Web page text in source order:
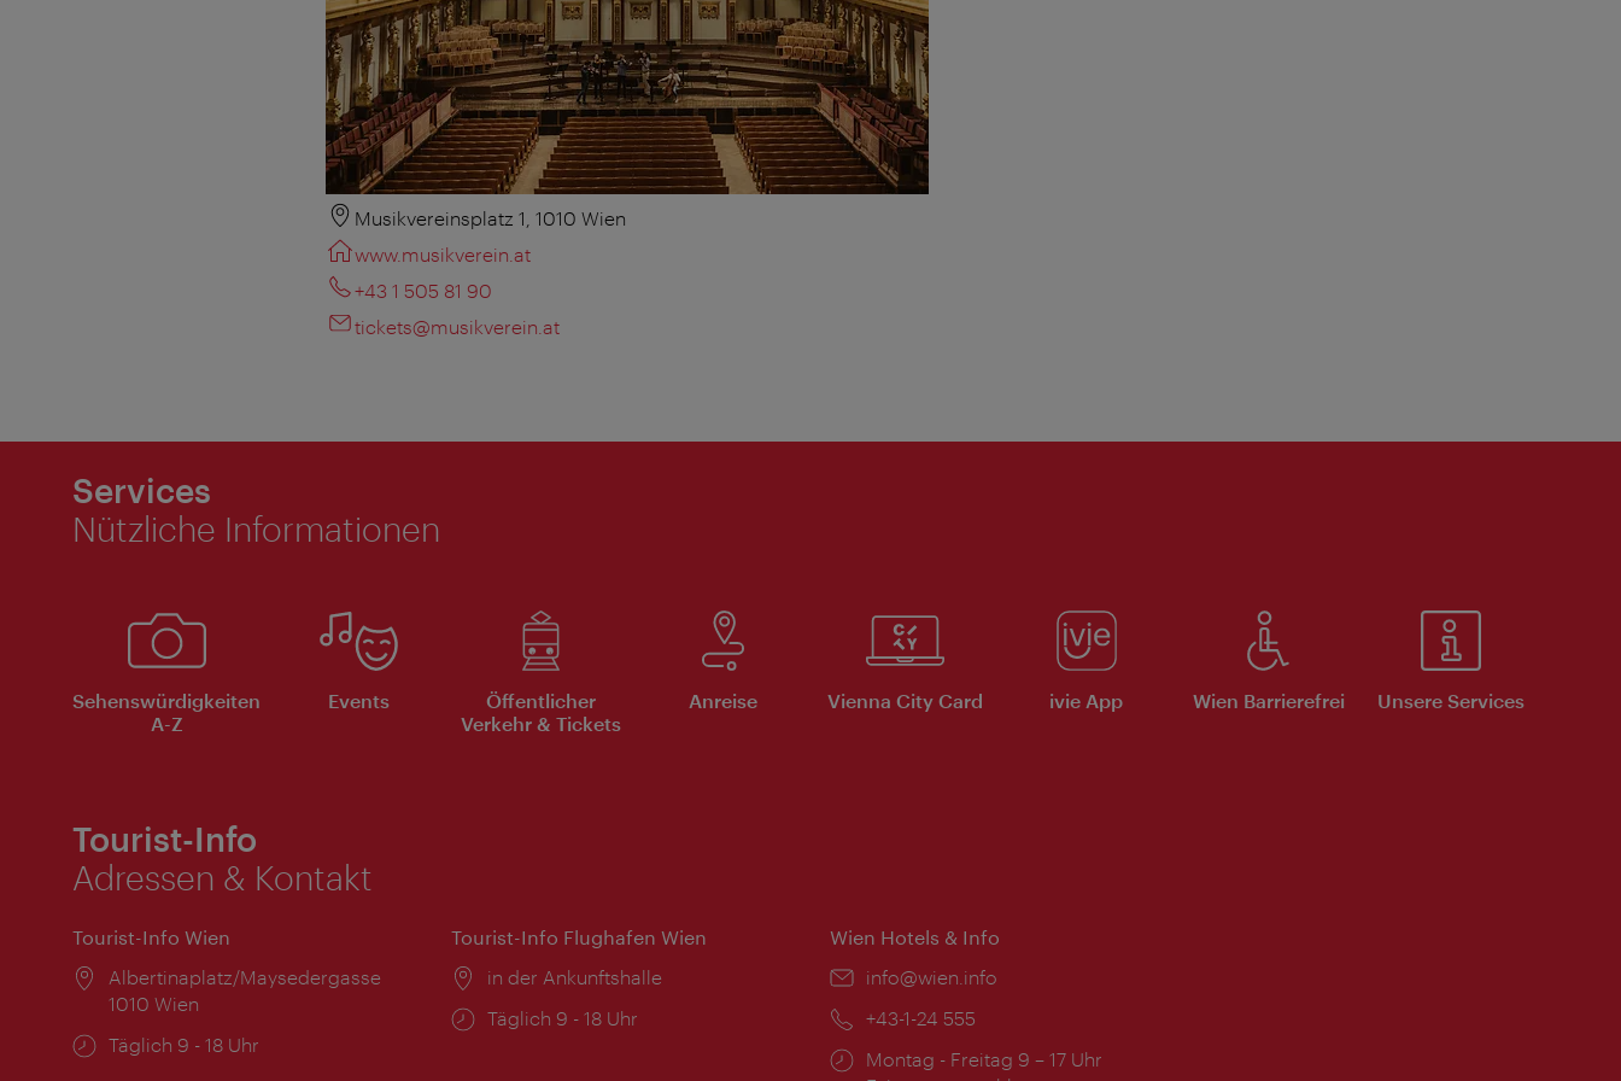
Musikvereinsplatz 1, 1010 Wien
www.musikverein.at
+43 1 505 81 90
tickets@musikverein.at
Services
Nützliche Informationen
Sehenswürdigkeiten
A-Z
Events
Öffentlicher
Verkehr & Tickets
Anreise Vienna City Card ivie App Wien Barrierefrei Unsere Services
Tourist-Info
Adressen & Kontakt
Tourist-Info Wien
Ort:
Albertinaplatz/Maysedergasse
1010 Wien
Öffnungszeiten:
Täglich 9 - 18 Uhr
Tourist-Info Flughafen Wien
Ort:
in der Ankunftshalle
Öffnungszeiten:
Täglich 9 - 18 Uhr
Wien Hotels & Info
Email:
info@wien.info
Telefon:
+43-1-24 555
Öffnungszeiten:
Montag - Freitag 9 – 17 Uhr